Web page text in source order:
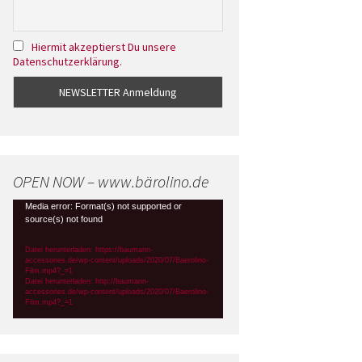
Hiermit akzeptierst Du unsere
Datenschutzerklärung.
OPEN NOW – www.bärolino.de
Video-
Player
Media error: Format(s) not supported or
source(s) not found
Datei herunterladen: https://baumann-
accessories.de/wp-content/uploads/2020/07/Baerolino-
Film.mp4?_=1
Datei herunterladen: http://baumann-
accessories.de/wp-content/uploads/2020/07/Baerolino-
Film.mp4?_=1